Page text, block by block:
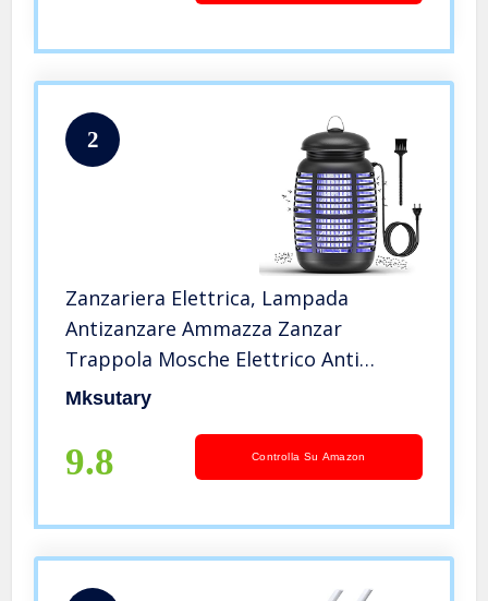
2
Zanzariera Elettrica, Lampada
Antizanzare Ammazza Zanzar
Trappola Mosche Elettrico Anti
Zanzare Giardino Esterno Interno con
Mosche Falene Insetti
Mksutary
9.8 Controlla Su Amazon